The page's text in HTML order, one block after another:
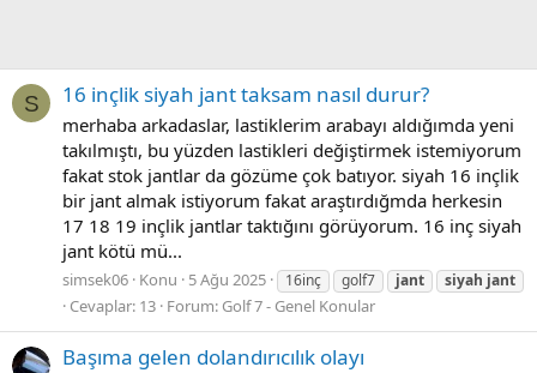
S 16 inçlik siyah jant taksam nasıl durur?
merhaba arkadaslar, lastiklerim arabayı aldığımda yeni
takılmıştı, bu yüzden lastikleri değiştirmek istemiyorum
fakat stok jantlar da gözüme çok batıyor. siyah 16 inçlik
bir jant almak istiyorum fakat araştırdığmda herkesin
17 18 19 inçlik jantlar taktığını görüyorum. 16 inç siyah
jant kötü mü...
simsek06 Konu 5 Ağu 2025 16inç golf7 jant siyah jant
Cevaplar: 13 Forum: Golf 7 - Genel Konular
Başıma gelen dolandırıcılık olayı